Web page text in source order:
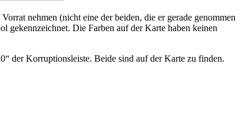
nehmen (nicht eine der beiden, die er gerade genommen
gekennzeichnet. Die Farben auf der Karte haben keinen
der Korruptionsleiste. Beide sind auf der Karte zu finden.